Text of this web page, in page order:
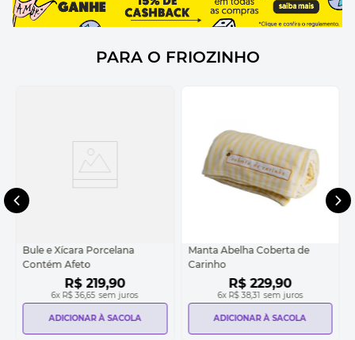
PARA O FRIOZINHO
Bule e Xícara Porcelana
Contém Afeto
R$ 219,90
6x R$ 36,65 sem juros
ADICIONAR À SACOLA
Manta Abelha Coberta de
Carinho
R$ 229,90
6x R$ 38,31 sem juros
ADICIONAR À SACOLA